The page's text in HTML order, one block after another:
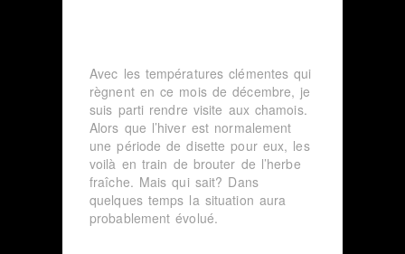
Avec les températures clémentes qui
règnent en ce mois de décembre, je
suis parti rendre visite aux chamois.
Alors que l’hiver est normalement
une période de disette pour eux, les
voilà en train de brouter de l’herbe
fraîche. Mais qui sait? Dans
quelques temps la situation aura
probablement évolué.